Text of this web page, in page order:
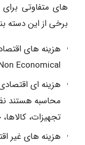
های متفاوتی
برخی از این دسته
هزینه های
Economical
هزینه ای
محاسبه هستند
تجهیزات،
هزینه های غیر